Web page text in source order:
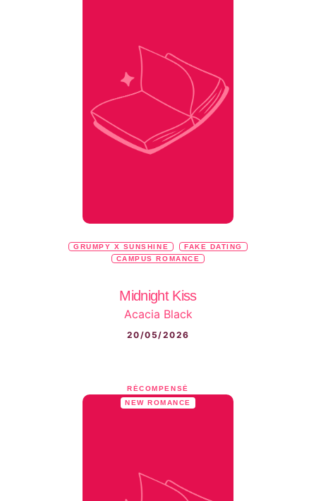
GRUMPY X SUNSHINE
FAKE DATING
CAMPUS ROMANCE
Midnight Kiss
Acacia Black
20/05/2026
RÉCOMPENSÉ
NEW ROMANCE